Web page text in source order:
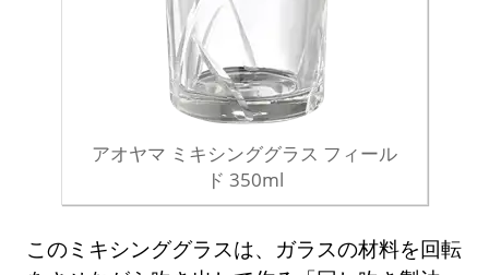
アオヤマ ミキシンググラス フィール
ド 350ml
このミキシンググラスは、ガラスの材料を回転